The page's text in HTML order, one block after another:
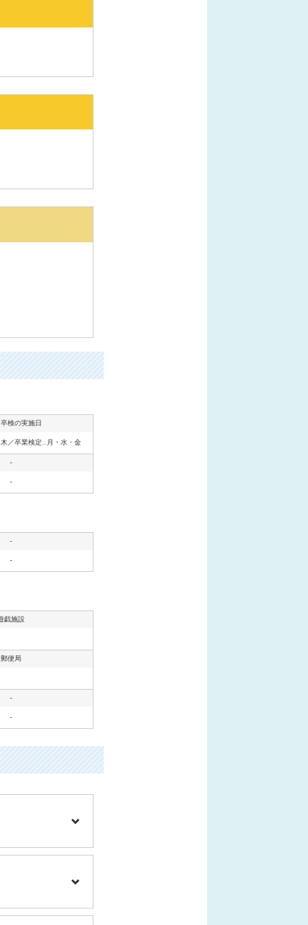
検の実施日
／卒業検定…月・水・金
-
-
-
-
戯施設
郵便局
-
-